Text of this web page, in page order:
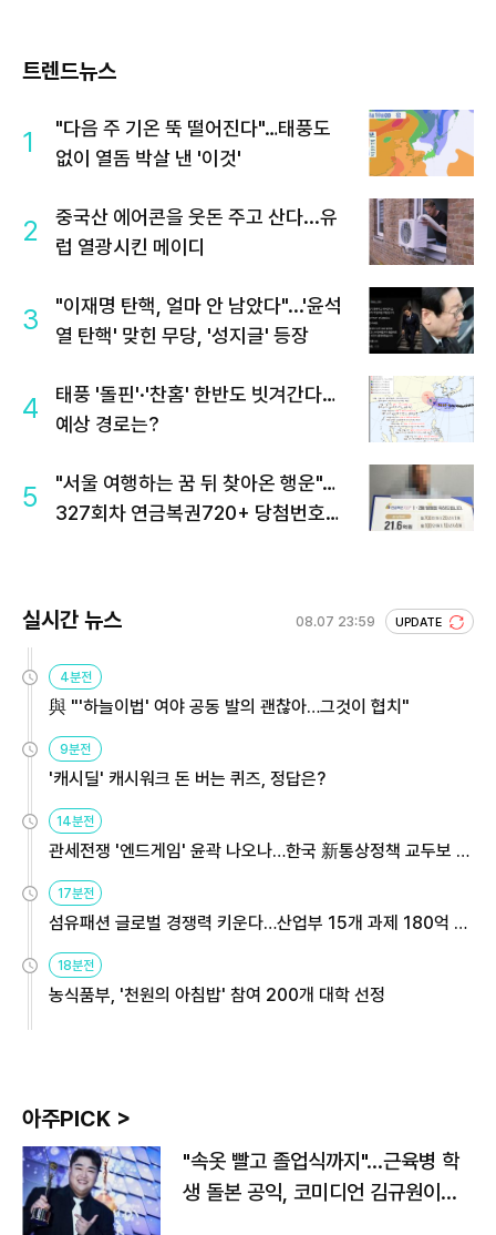
트렌드뉴스
1
"다음 주 기온 뚝 떨어진다"…태풍도
없이 열돔 박살 낸 '이것'
2
중국산 에어콘을 웃돈 주고 산다...유
럽 열광시킨 메이디
3
"이재명 탄핵, 얼마 안 남았다"...'윤석
열 탄핵' 맞힌 무당, '성지글' 등장
4
태풍 '돌핀'·'찬홈' 한반도 빗겨간다…
예상 경로는?
5
"서울 여행하는 꿈 뒤 찾아온 행운"…
327회차 연금복권720+ 당첨번호조
실시간 뉴스 08.07 23:59 UPDATE
4분전
與 "'하늘이법' 여야 공동 발의 괜찮아…그것이 협치"
9분전
'캐시딜' 캐시워크 돈 버는 퀴즈, 정답은?
14분전
관세전쟁 '엔드게임' 윤곽 나오나…한국 新통상정책 교두보 활
17분전
섬유패션 글로벌 경쟁력 키운다…산업부 15개 과제 180억 지
18분전
농식품부, '천원의 아침밥' 참여 200개 대학 선정
아주PICK >
"속옷 빨고 졸업식까지"…근육병 학
생 돌본 공익, 코미디언 김규원이었